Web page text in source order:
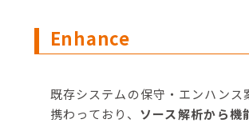
Enhance
既存システムの保守・エンハンス
携わっており、 ソース解析から機